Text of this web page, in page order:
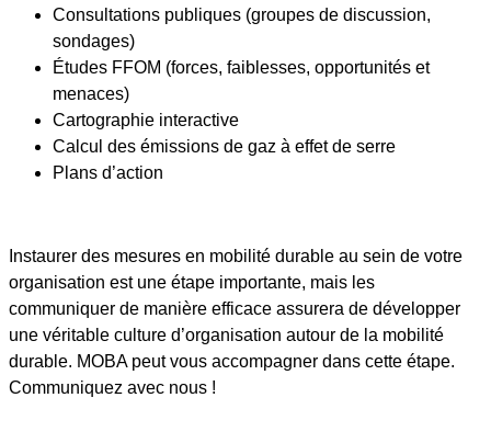
Consultations publiques (groupes de discussion,
sondages)
Études FFOM (forces, faiblesses, opportunités et
menaces)
Cartographie interactive
Calcul des émissions de gaz à effet de serre
Plans d’action
Instaurer des mesures en mobilité durable au sein de votre
organisation est une étape importante, mais les
communiquer de manière efficace assurera de développer
une véritable culture d’organisation autour de la mobilité
durable. MOBA peut vous accompagner dans cette étape.
Communiquez avec nous !